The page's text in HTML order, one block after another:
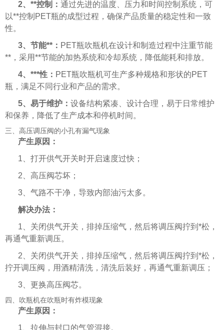
2、**控制： 通过先进的温度、压力和时间控制系统，可
以**控制PET瓶的成型过程，确保产品质量的稳定性和一致
性。
3、节能**： PET瓶吹瓶机在设计和制造过程中注重节能
**，采用**节能的加热系统和冷却系统，降低能耗和排放。
4、***性： PET瓶吹瓶机可生产多种规格和形状的PET
瓶，满足不同行业和产品的需求。
5、易于维护： 设备结构紧凑、设计合理，易于日常维护
和保养，降低了生产成本和停机时间。
三、高压调压阀的小孔有漏气现象
产生原因：
1、打开供气开关时开启速度过快；
2、高压阀芯坏；
3、气路不干净，导致内部油污太多。
解决办法：
1、关闭供气开关，排掉压缩气，然后将调压阀拧到*松，
再通气重新调压。
2、关闭供气开关，排掉压缩气，然后将调压阀拧到*松，
拧开调压阀，用酒精清洗，清洗后装好，再通气重新调压；
3、更换高压阀芯。
四、吹瓶机在吹瓶时有炸模现象
产生原因：
1、拉伸与封口的气管混接。